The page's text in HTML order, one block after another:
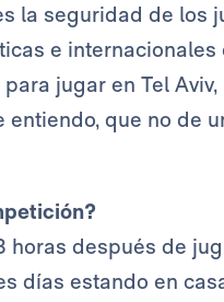
la seguridad de los
e internacionales
jugar en Tel
que no de
horas después de
días estando en